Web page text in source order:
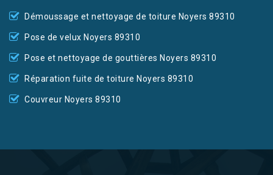
Démoussage et nettoyage de toiture Noyers 89310
Pose de velux Noyers 89310
Pose et nettoyage de gouttières Noyers 89310
Réparation fuite de toiture Noyers 89310
Couvreur Noyers 89310